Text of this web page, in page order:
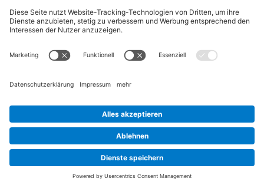
Unsere Produkte
bite away®two
bite away
bite away®pro
Funktionsprinzip
So funktioniert's